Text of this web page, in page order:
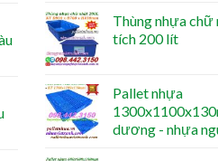
Thùng nhựa chữ
tích 200 lít
Pallet nhựa
dương - nhựa